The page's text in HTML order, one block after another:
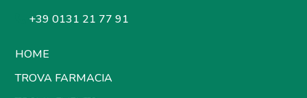
+39 0131 21 77 91
HOME
TROVA FARMACIA